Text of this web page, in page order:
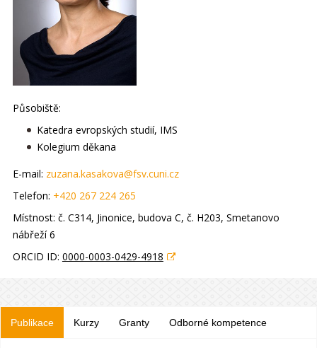
Působiště:
Katedra evropských studií, IMS
Kolegium děkana
E-mail: zuzana.kasakova@fsv.cuni.cz
Telefon: +420 267 224 265
Místnost: č. C314, Jinonice, budova C, č. H203, Smetanovo
nábřeží 6
ORCID ID: 0000-0003-0429-4918
Publikace Kurzy Granty Odborné kompetence